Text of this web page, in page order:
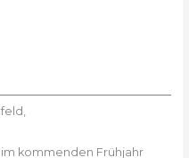
kommenden Frühjahr